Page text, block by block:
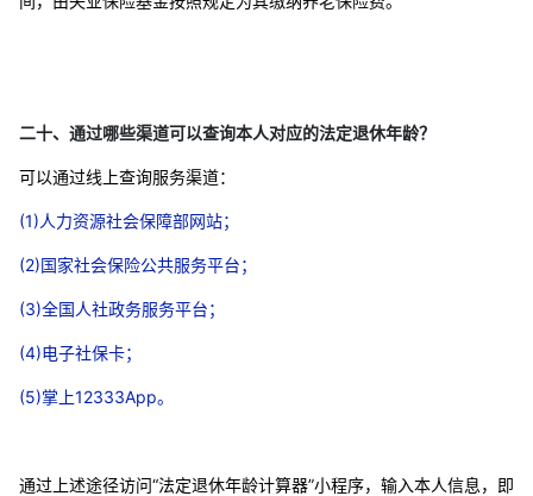
二十、通过哪些渠道可以查询本人对应的法定退休年龄？
可以通过线上查询服务渠道：
(1)人力资源社会保障部网站；
(2)国家社会保险公共服务平台；
(3)全国人社政务服务平台；
(4)电子社保卡；
(5)掌上12333App。
通过上述途径访问“法定退休年龄计算器”小程序，输入本人信息，即